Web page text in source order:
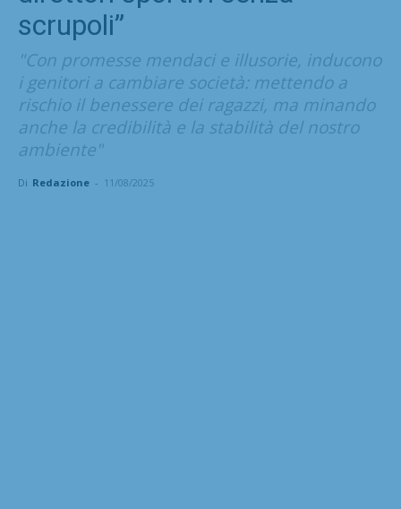
scrupoli”
"Con promesse mendaci e illusorie, inducono
i genitori a cambiare società: mettendo a
rischio il benessere dei ragazzi, ma minando
anche la credibilità e la stabilità del nostro
ambiente"
Di Redazione - 11/08/2025